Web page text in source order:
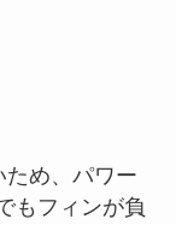
ため、パワー
もフィンが負